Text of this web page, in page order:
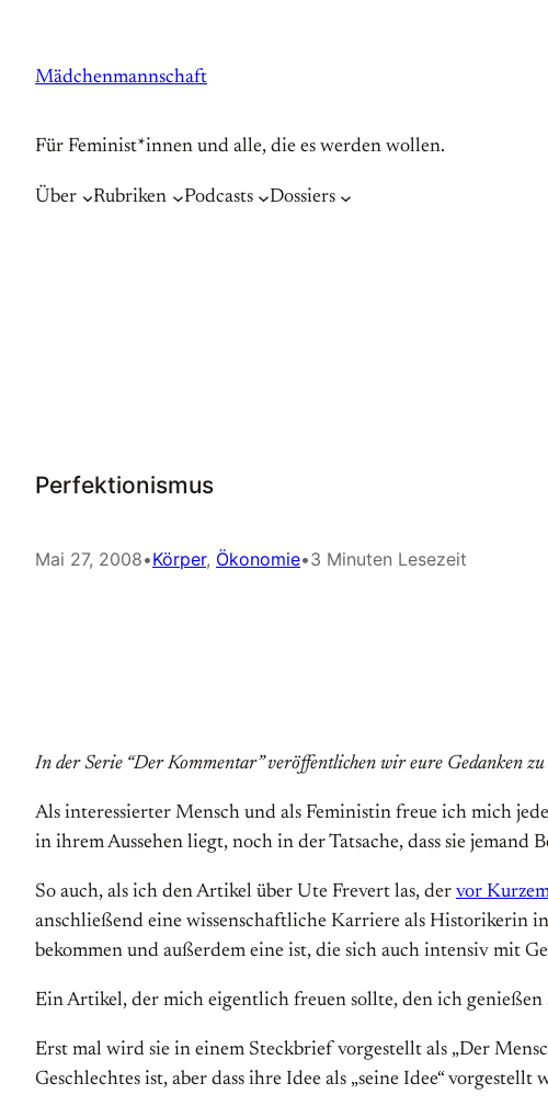
springen
Mädchenmannschaft
Für Feminist*innen und alle, die es werden wollen.
Über Rubriken Podcasts Dossiers
Perfektionismus
Mai 27, 2008•Körper, Ökonomie•3 Minuten Lesezeit
In der Serie “Der Kommentar” veröffentlichen wir eure Gedanken
Als interessierter Mensch und als Feministin freue ich mich
in ihrem Aussehen liegt, noch in der Tatsache, dass sie jemand
So auch, als ich den Artikel über Ute Frevert las, der vor
anschließend eine wissenschaftliche Karriere als Historikerin
bekommen und außerdem eine ist, die sich auch intensiv mit
Ein Artikel, der mich eigentlich freuen sollte, den ich genießen
Erst mal wird sie in einem Steckbrief vorgestellt als „Der
Geschlechtes ist, aber dass ihre Idee als „seine Idee“